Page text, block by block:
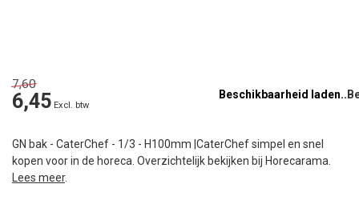
7,60
6,45 Excl. btw
Beschikbaarheid laden..
GN bak - CaterChef - 1/3 - H100mm |CaterChef simpel en snel
kopen voor in de horeca. Overzichtelijk bekijken bij Horecarama.
Lees meer.